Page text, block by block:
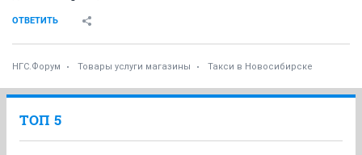
ОТВЕТИТЬ
НГС.Форум Товары услуги магазины Такси в Новосибирске
ТОП 5